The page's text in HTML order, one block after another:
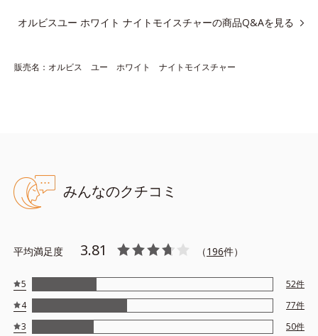
アレルギーテスト済＝全ての方にアレルギーが起こらないということで
使用目安：ポンプ1～2プッシュ程度
用美白成分●W.H.アミノシールド配合＝肌をすこやかに整える保湿
成分●ベニバナエキス配合＝ツヤやかな肌に導く保湿成分●EGカタラ
イザー配合＝紫外線による乾燥ダメージをケアする成分●デュアルモ
オルビスユー ホワイト ナイトモイスチャーの商品Q&Aを見る
販売名：オルビス ユー ホワイト ナイトモイスチャー
みんなのクチコミ
平均満足度 3.81 （196件）
5 52件
4
77件
3
50件